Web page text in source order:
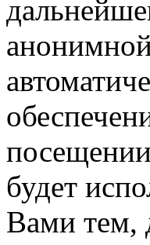
будет
Вами тем,